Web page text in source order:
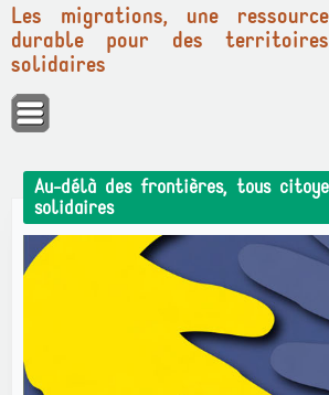
Panneau de gestion des cookies
Les migrations, une ressource
durable pour des territoires
solidaires
Au-délà des frontières, tous
solidaires